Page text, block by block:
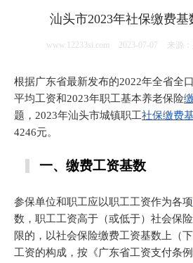
汕头市2023年社保缴费
www.12233si.com 2023-07-07 来源
根据广东省最新发布的2022年全省全
平均工资和2023年职工基本养老保险
题，2023年汕头市城镇职工社保缴费
4246元。
一、缴费工资基数
参保单位和职工应以职工工资作为各项
数，职工工资高于（或低于）社会保
限的，以社会保险缴费工资基数上（
工资的构成，按《广东省工资支付条